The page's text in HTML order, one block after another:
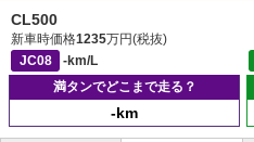
CL500
新車時価格1235万円(税抜)
JC08
-km/L
満タンでどこまで走る？
-km